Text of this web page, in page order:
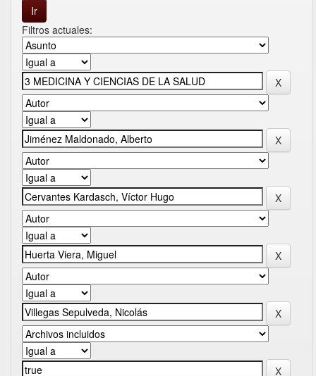
Filtros actuales: